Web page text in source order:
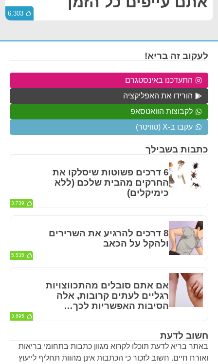
6,303
חשוב לדעת
באתר בריא לדעת תוכלו לקרוא מגוון כתבות בתחומי בריאות
ואורח חיים. חשוב לזכור כי הכתבות אינן מהוות תחליף לייעוץ
כתבות בשבילך
6 דרכים פשוטות שיסלקו את
החרקים מהבית שלכם (ללא
כימיקלים)
3,739
8 דרכים להרגיע את השרירים
ולהקל על הכאב
5,535
אם אתם סובלים מהתכווצויות
רגליים לעתים קרובות, אלה
הסיבות האפשריות לכך…
3,695
לעקוב זה בריא!
התעדכנו באינסטגרם
הורידו את האפליקציה
לקבוצות הוואטסאפ
עקבו ב-X (טוויטר)